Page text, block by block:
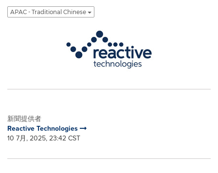
APAC - Traditional Chinese
新聞提供者
Reactive Technologies
10 7月, 2025, 23:42 CST